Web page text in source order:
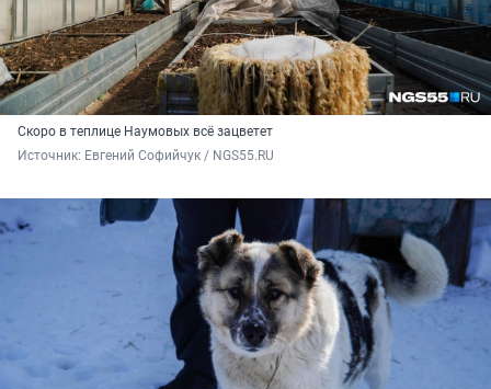
Скоро в теплице Наумовых всё зацветет
Источник: Евгений Софийчук / NGS55.RU